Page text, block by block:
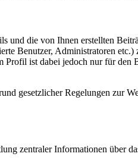
und die von Ihnen erstellten
Benutzer, Administratoren
Profil ist dabei jedoch nur für den
gesetzlicher Regelungen zur
zentraler Informationen über